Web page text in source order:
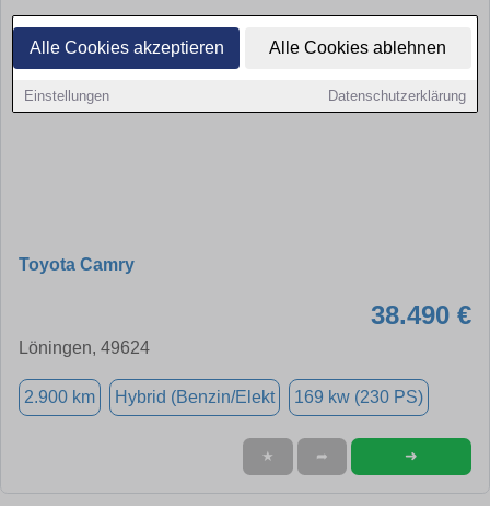
Alle Cookies akzeptieren Alle Cookies ablehnen
Einstellungen Datenschutzerklärung
Toyota Camry
38.490 €
Löningen, 49624
2.900 km Hybrid (Benzin/Elekt 169 kw (230 PS)
★ ➦ ➜